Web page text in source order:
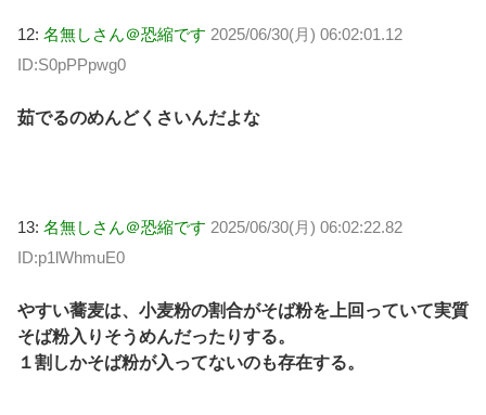
12: 名無しさん＠恐縮です 2025/06/30(月) 06:02:01.12
ID:S0pPPpwg0
茹でるのめんどくさいんだよな
13: 名無しさん＠恐縮です 2025/06/30(月) 06:02:22.82
ID:p1lWhmuE0
やすい蕎麦は、小麦粉の割合がそば粉を上回っていて実質
そば粉入りそうめんだったりする。
１割しかそば粉が入ってないのも存在する。